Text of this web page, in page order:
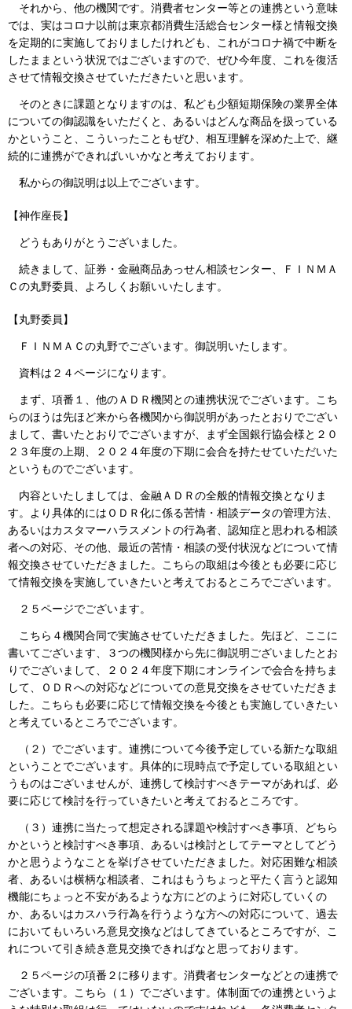
それから、他の機関です。消費者センター等との連携という意味
では、実はコロナ以前は東京都消費生活総合センター様と情報交換
を定期的に実施しておりましたけれども、これがコロナ禍で中断を
したままという状況ではございますので、ぜひ今年度、これを復活
させて情報交換させていただきたいと思います。
そのときに課題となりますのは、私ども少額短期保険の業界全体
についての御認識をいただくと、あるいはどんな商品を扱っている
かということ、こういったこともぜひ、相互理解を深めた上で、継
続的に連携ができればいいかなと考えております。
私からの御説明は以上でございます。
【神作座長】
どうもありがとうございました。
続きまして、証券・金融商品あっせん相談センター、ＦＩＮＭＡ
Ｃの丸野委員、よろしくお願いいたします。
【丸野委員】
ＦＩＮＭＡＣの丸野でございます。御説明いたします。
資料は２４ページになります。
まず、項番１、他のＡＤＲ機関との連携状況でございます。こち
らのほうは先ほど来から各機関から御説明があったとおりでござい
まして、書いたとおりでございますが、まず全国銀行協会様と２０
２３年度の上期、２０２４年度の下期に会合を持たせていただいた
というものでございます。
内容といたしましては、金融ＡＤＲの全般的情報交換となりま
す。より具体的にはＯＤＲ化に係る苦情・相談データの管理方法、
あるいはカスタマーハラスメントの行為者、認知症と思われる相談
者への対応、その他、最近の苦情・相談の受付状況などについて情
報交換させていただきました。こちらの取組は今後とも必要に応じ
て情報交換を実施していきたいと考えておるところでございます。
２５ページでございます。
こちら４機関合同で実施させていただきました。先ほど、ここに
書いてございます、３つの機関様から先に御説明ございましたとお
りでございまして、２０２４年度下期にオンラインで会合を持ちま
して、ＯＤＲへの対応などについての意見交換をさせていただきま
した。こちらも必要に応じて情報交換を今後とも実施していきたい
と考えているところでございます。
（２）でございます。連携について今後予定している新たな取組
ということでございます。具体的に現時点で予定している取組とい
うものはございませんが、連携して検討すべきテーマがあれば、必
要に応じて検討を行っていきたいと考えておるところです。
（３）連携に当たって想定される課題や検討すべき事項、どちら
かというと検討すべき事項、あるいは検討としてテーマとしてどう
かと思うようなことを挙げさせていただきました。対応困難な相談
者、あるいは横柄な相談者、これはもうちょっと平たく言うと認知
機能にちょっと不安があるような方にどのように対応していくの
か、あるいはカスハラ行為を行うような方への対応について、過去
においてもいろいろ意見交換などはしてきているところですが、こ
れについて引き続き意見交換できればなと思っております。
２５ページの項番２に移ります。消費者センターなどとの連携で
ございます。こちら（１）でございます。体制面での連携というよ